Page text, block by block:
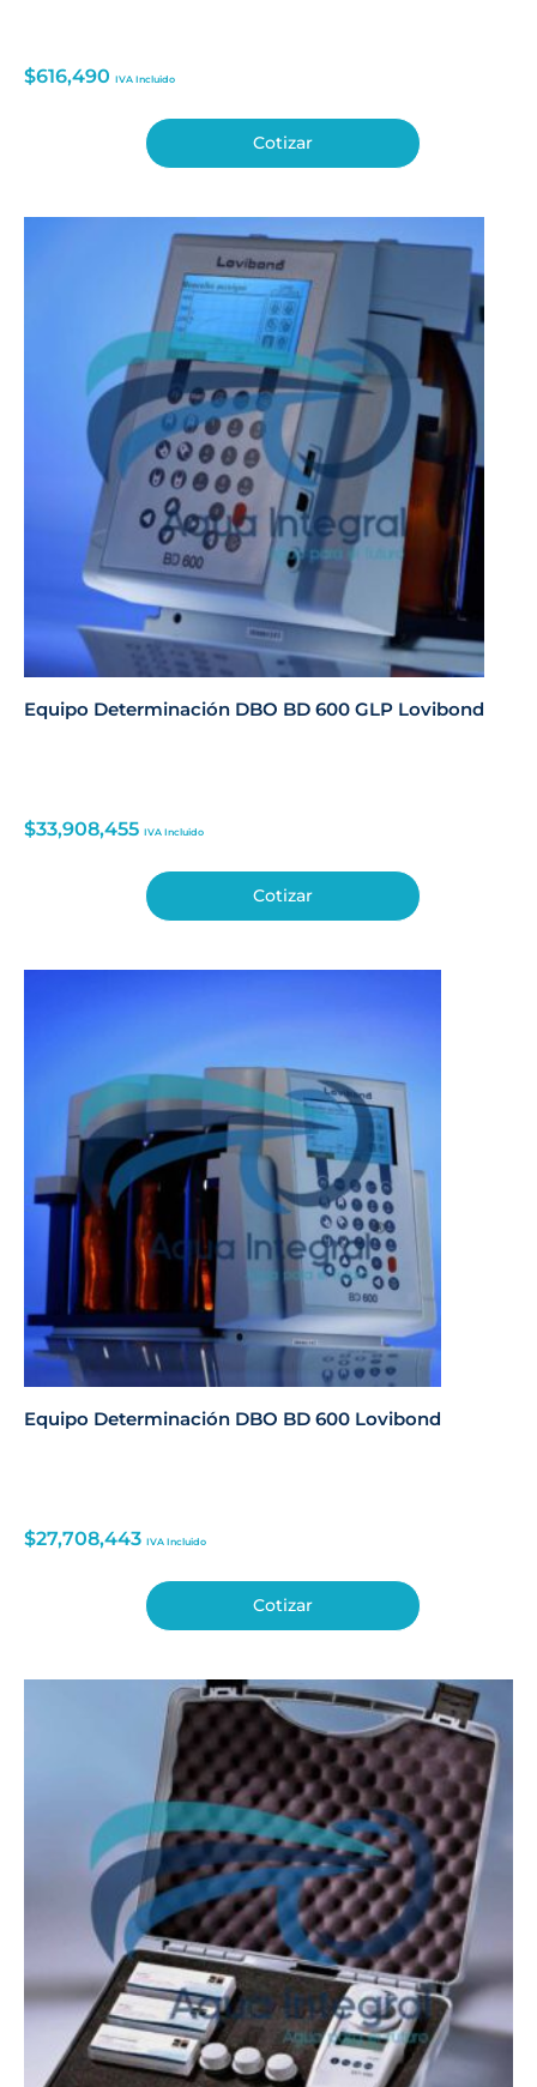
$616,490 IVA Incluido
Cotizar
Equipo Determinación DBO BD 600 GLP Lovibond
$33,908,455 IVA Incluido
Cotizar
Equipo Determinación DBO BD 600 Lovibond
$27,708,443 IVA Incluido
Cotizar